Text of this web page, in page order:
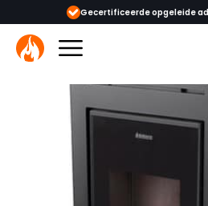
& monteurs 1000+ kachels